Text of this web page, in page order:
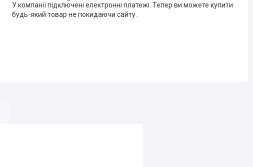
У компанії підключені електронні платежі. Тепер ви можете купити
будь-який товар не покидаючи сайту.